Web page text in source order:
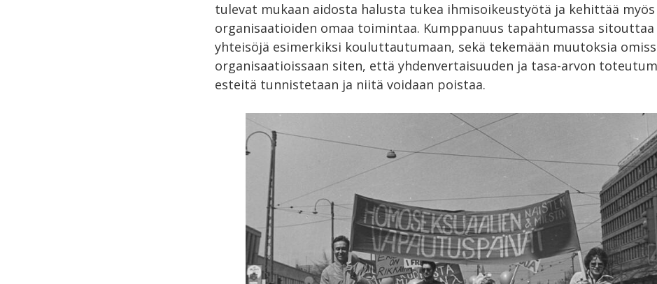
tulevat mukaan aidosta halusta tukea ihmisoikeustyötä ja kehittää myös
organisaatioiden omaa toimintaa. Kumppanuus tapahtumassa
yhteisöjä esimerkiksi kouluttautumaan, sekä tekemään muutoksia
organisaatioissaan siten, että yhdenvertaisuuden ja tasa-arvon
esteitä tunnistetaan ja niitä voidaan poistaa.